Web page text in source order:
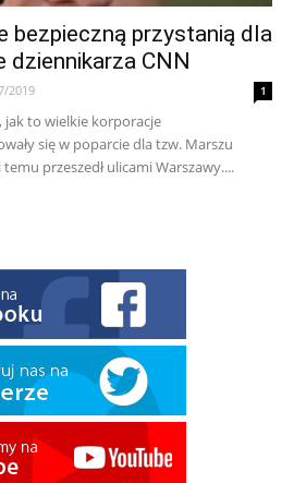
bezpieczną przystanią dla
dziennikarza CNN
2019 1
to wielkie korporacje
się w poparcie dla tzw. Marszu
przeszedł ulicami Warszawy....